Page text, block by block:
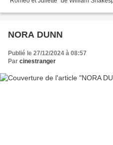
NORA DUNN
Publié le 27/12/2024 à 08:57
Par cinestranger